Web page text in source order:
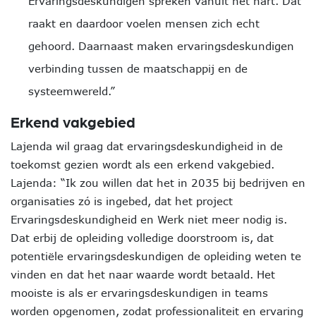
raakt en daardoor voelen mensen zich echt
gehoord. Daarnaast maken ervaringsdeskundigen
verbinding tussen de maatschappij en de
systeemwereld.”
Erkend vakgebied
Lajenda wil graag dat ervaringsdeskundigheid in de
toekomst gezien wordt als een erkend vakgebied.
Lajenda: “Ik zou willen dat het in 2035 bij bedrijven en
organisaties zó is ingebed, dat het project
Ervaringsdeskundigheid en Werk niet meer nodig is.
Dat erbij de opleiding volledige doorstroom is, dat
potentiële ervaringsdeskundigen de opleiding weten te
vinden en dat het naar waarde wordt betaald. Het
mooiste is als er ervaringsdeskundigen in teams
worden opgenomen, zodat professionaliteit en ervaring